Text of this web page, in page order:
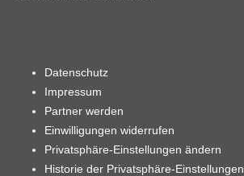
Datenschutz
Impressum
Partner werden
Einwilligungen widerrufen
Privatsphäre-Einstellungen ändern
Historie der Privatsphäre-Einstellungen